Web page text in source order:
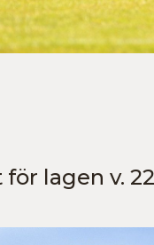
lagen v. 22